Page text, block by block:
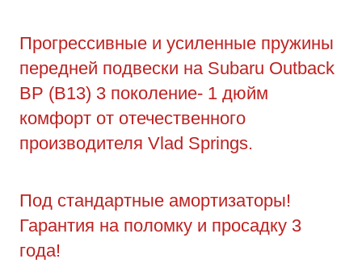
Прогрессивные и усиленные пружины
передней подвески на Subaru Outback
BP (B13) 3 поколение- 1 дюйм
комфорт от отечественного
производителя Vlad Springs.
Под стандартные амортизаторы!
Гарантия на поломку и просадку 3
года!